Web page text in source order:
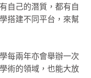
自己的潛質，都有自
搭建不同平台，來幫
每兩年亦會舉辦一次
術的領域，也能大放